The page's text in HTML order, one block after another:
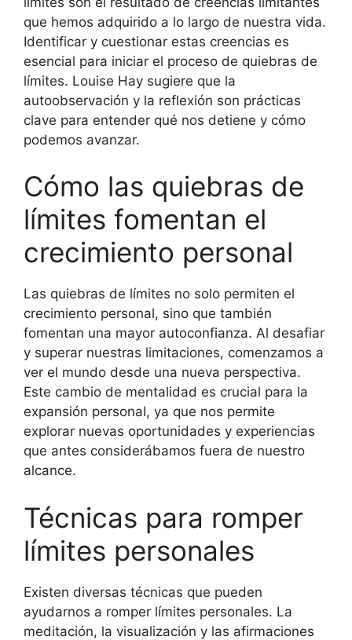
que hemos adquirido a lo largo de nuestra vida.
Identificar y cuestionar estas creencias es
esencial para iniciar el proceso de quiebras de
límites. Louise Hay sugiere que la
autoobservación y la reflexión son prácticas
clave para entender qué nos detiene y cómo
podemos avanzar.
Cómo las quiebras de
límites fomentan el
crecimiento personal
Las quiebras de límites no solo permiten el
crecimiento personal, sino que también
fomentan una mayor autoconfianza. Al desafiar
y superar nuestras limitaciones, comenzamos a
ver el mundo desde una nueva perspectiva.
Este cambio de mentalidad es crucial para la
expansión personal, ya que nos permite
explorar nuevas oportunidades y experiencias
que antes considerábamos fuera de nuestro
alcance.
Técnicas para romper
límites personales
Existen diversas técnicas que pueden
ayudarnos a romper límites personales. La
meditación, la visualización y las afirmaciones